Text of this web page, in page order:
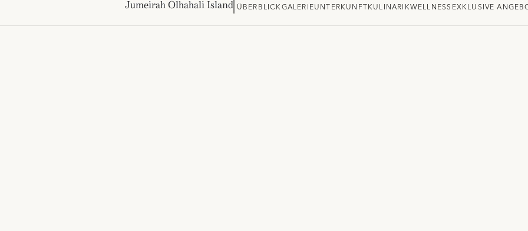
Jumeirah Olhahali Island ÜBERBLICKGALERIEUNTERKUNFTKULINARIKWELLNESSEXKLUSIVE